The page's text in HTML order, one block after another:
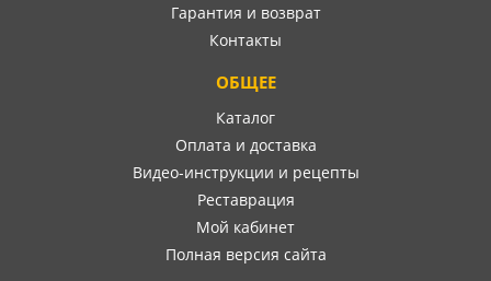
Гарантия и возврат
Контакты
ОБЩЕЕ
Каталог
Оплата и доставка
Видео-инструкции и рецепты
Реставрация
Мой кабинет
Полная версия сайта